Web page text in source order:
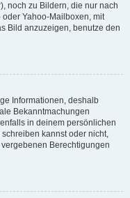
noch zu Bildern, die nur nach
Yahoo-Mailboxen, mit
Bild anzuzeigen, benutze den
Informationen, deshalb
Bekanntmachungen
in deinem persönlichen
kannst oder nicht,
Berechtigungen